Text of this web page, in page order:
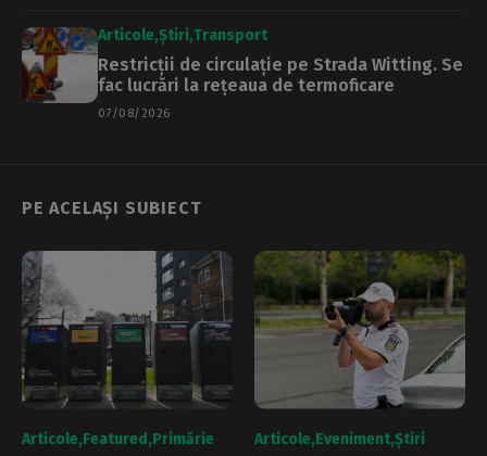
Articole Știri Transport
Restricții de circulație pe Strada Witting. Se
fac lucrări la rețeaua de termoficare
07/08/2026
PE ACELAȘI SUBIECT
Articole Featured Primărie Articole Eveniment Știri